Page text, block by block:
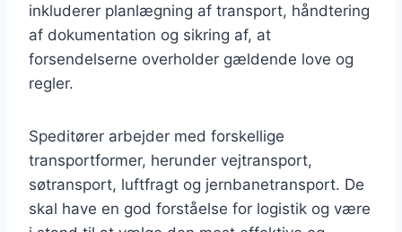
inkluderer planlægning af transport, håndtering
af dokumentation og sikring af, at
forsendelserne overholder gældende love og
regler.
Speditører arbejder med forskellige
transportformer, herunder vejtransport,
søtransport, luftfragt og jernbanetransport. De
skal have en god forståelse for logistik og være